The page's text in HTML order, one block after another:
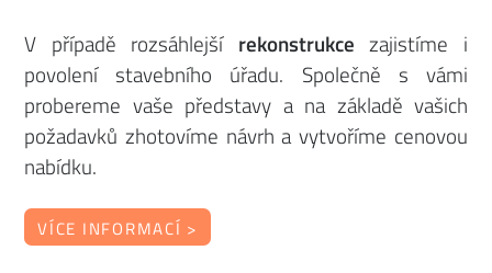
V případě rozsáhlejší rekonstrukcezajistíme i
povolení stavebního úřadu. Společně s vámi
probereme vaše představy a na základě vašich
požadavků zhotovíme návrh a vytvoříme cenovou
nabídku.
VÍCE INFORMACÍ >